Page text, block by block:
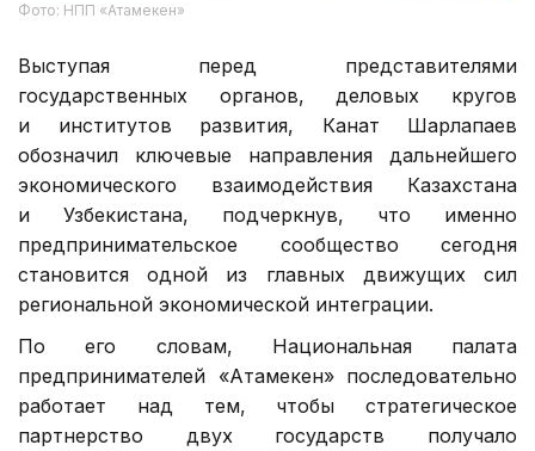
Фото: НПП «Атамекен»
Выступая перед представителями
государственных органов, деловых кругов
и институтов развития, Канат Шарлапаев
обозначил ключевые направления дальнейшего
экономического взаимодействия Казахстана
и Узбекистана, подчеркнув, что именно
предпринимательское сообщество сегодня
становится одной из главных движущих сил
региональной экономической интеграции.
По его словам, Национальная палата
предпринимателей «Атамекен» последовательно
работает над тем, чтобы стратегическое
партнерство двух государств получало